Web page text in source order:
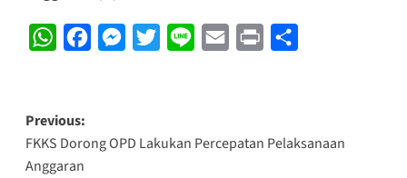
WhatsAppFacebookMessenger
Twitter Line Email Print
Post
navigation
Previous:
FKKS Dorong OPD Lakukan Percepatan Pelaksanaan
Anggaran